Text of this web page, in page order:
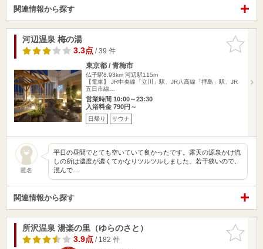
関連情報から探す
お気に入
りに追加
河辺温泉 梅の湯
3.3点/ 39 件
東京都 / 青梅市
仏子駅8.93km 河辺駅115m
【電車】 JR中央線「立川」駅、JR八高線「拝島」駅、JR
五日市線…
営業時間 10:00～23:30
入浴料金 790円～
日帰り サウナ
匿名
平日の昼間でとても空いていて良かったです。露天の源泉かけ流
しの所は濃度が濃くてかなりツルツルしました。若干狭いので、
混んで…
関連情報から探す
お気に入
りに追加
所沢温泉 湯楽の里（ゆらのさと）
3.9点/ 182 件